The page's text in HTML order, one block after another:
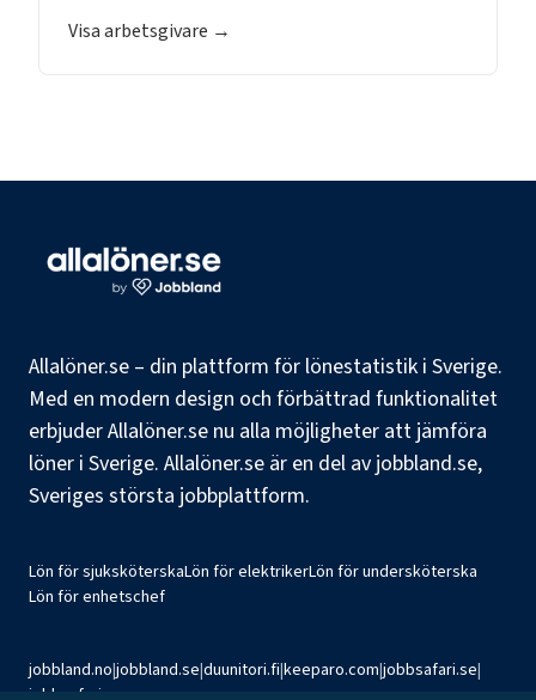
Visa arbetsgivare →
Allalöner.se – din plattform för lönestatistik i Sverige.
Med en modern design och förbättrad funktionalitet
erbjuder Allalöner.se nu alla möjligheter att jämföra
löner i Sverige. Allalöner.se är en del av jobbland.se,
Sveriges största jobbplattform.
Lön för sjuksköterskaLön för elektrikerLön för undersköterska
Lön för enhetschef
jobbland.no|jobbland.se|duunitori.fi|keeparo.com|jobbsafari.se|
jobbsafari.no